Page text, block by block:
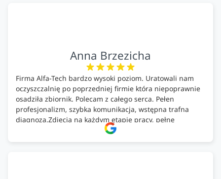
Anna Brzezicha
Firma Alfa-Tech bardzo wysoki poziom. Uratowali nam
oczyszczalnię po poprzedniej firmie która niepoprawnie
osadziła zbiornik. Polecam z całego serca. Pełen
profesjonalizm, szybka komunikacja, wstępna trafna
diagnoza.Zdjęcia na każdym etapie pracy, pełne
doradztwo.Dobrze wyszkoleni i znający się na rzeczy.
Podsumowując ekipa na wysokim poziomie, rzetelna.